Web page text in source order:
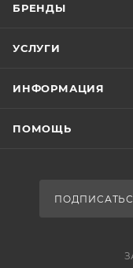
БРЕНДЫ
УСЛУГИ
ИНФОРМАЦИЯ
ПОМОЩЬ